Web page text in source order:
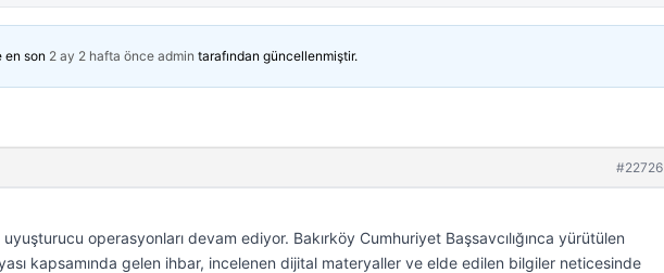
en son 2 ay 2 hafta önce admin tarafından güncellenmiştir.
#22726
operasyonları devam ediyor. Bakırköy Cumhuriyet Başsavcılığınca yürütülen
kapsamında gelen ihbar, incelenen dijital materyaller ve elde edilen bilgiler neticesinde